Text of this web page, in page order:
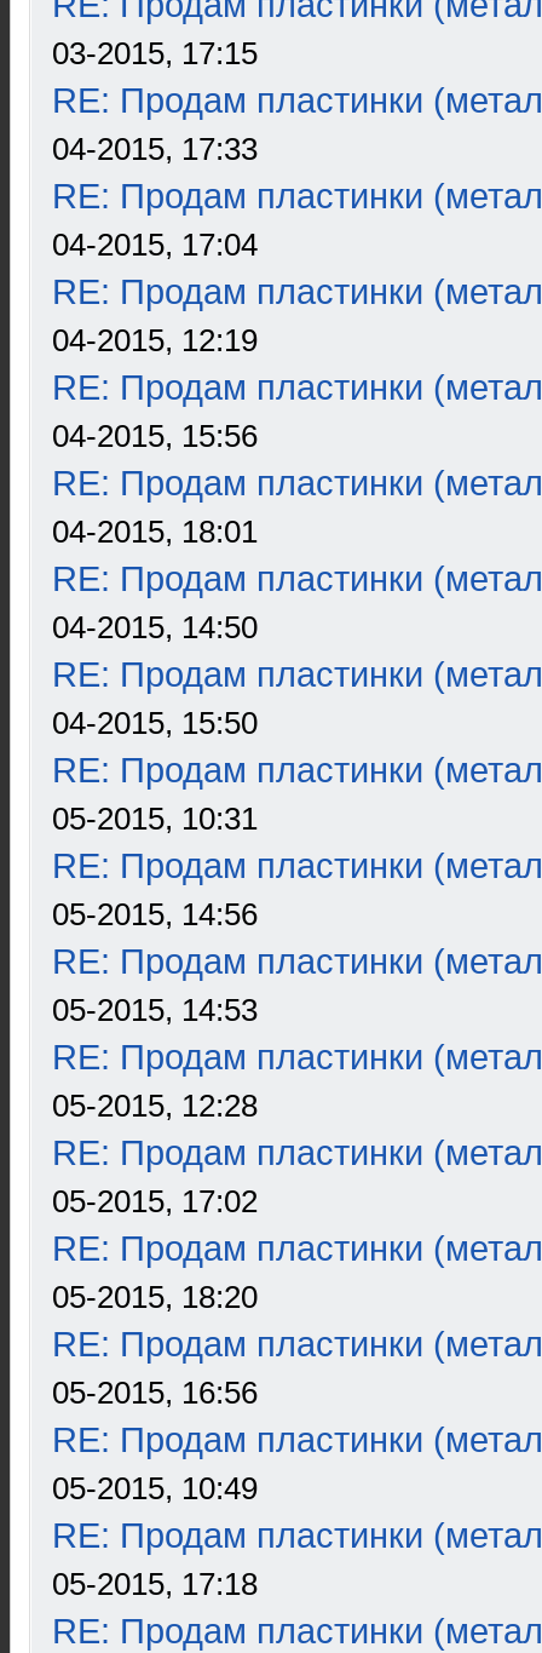
03-2015, 17:15
RE: Продам пластинки
04-2015, 17:33
RE: Продам пластинки
04-2015, 17:04
RE: Продам пластинки
04-2015, 12:19
RE: Продам пластинки
04-2015, 15:56
RE: Продам пластинки
04-2015, 18:01
RE: Продам пластинки
04-2015, 14:50
RE: Продам пластинки
04-2015, 15:50
RE: Продам пластинки
05-2015, 10:31
RE: Продам пластинки
05-2015, 14:56
RE: Продам пластинки
05-2015, 14:53
RE: Продам пластинки
05-2015, 12:28
RE: Продам пластинки
05-2015, 17:02
RE: Продам пластинки
05-2015, 18:20
RE: Продам пластинки
05-2015, 16:56
RE: Продам пластинки
05-2015, 10:49
RE: Продам пластинки
05-2015, 17:18
RE: Продам пластинки